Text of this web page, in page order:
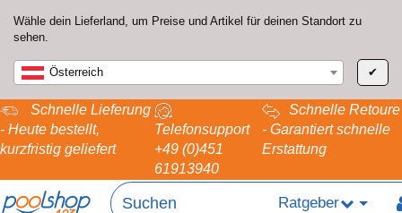
Wähle dein Lieferland, um Preise und Artikel für deinen Standort zu
sehen.
Österreich ✔
Schnelle Lieferung
- Heute bestellt,
kurzfristig geliefert
Telefonsupport
+49 (0)451
61913940
Schnelle Retoure
- Garantiert schnelle
Erstattung
Ratgeber